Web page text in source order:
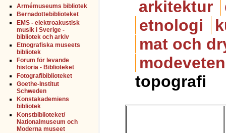
Armémuseums bibliotek
Bernadottebiblioteket
EMS - elektroakustisk
musik i Sverige -
bibliotek och arkiv
Etnografiska museets
bibliotek
Forum för levande
historia - Biblioteket
Fotografibiblioteket
Goethe-Institut
Schweden
Konstakademiens
bibliotek
Konstbiblioteket/
Nationalmuseum och
Moderna museet
arkitektur
etnologi
mat och
topografi